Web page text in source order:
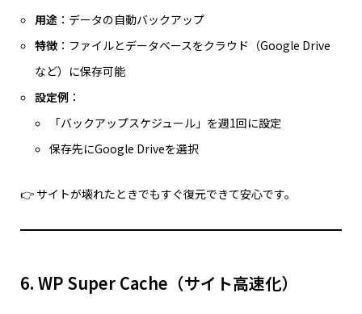
用途 ：データの自動バックアップ
特徴 ：ファイルとデータベースをクラウド（Google Drive
など）に保存可能
設定例 ：
「バックアップスケジュール」を週1回に設定
保存先にGoogle Driveを選択
👉 サイトが壊れたときでもすぐ復元できて安心です。
6. WP Super Cache（サイト高速化）